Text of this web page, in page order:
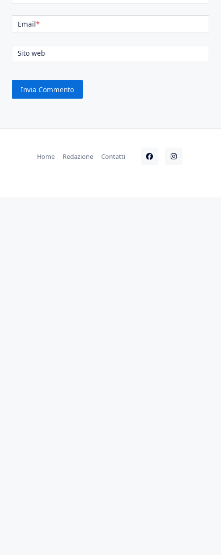
Email*
Sito web
Home Redazione Contatti